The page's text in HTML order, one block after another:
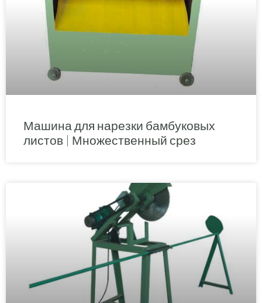
Машина для нарезки бамбуковых
листов | Множественный срез